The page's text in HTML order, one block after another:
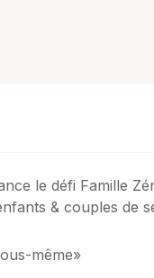
le défi Famille
& couples de
même»